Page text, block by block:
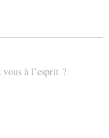
vous à l’esprit ?